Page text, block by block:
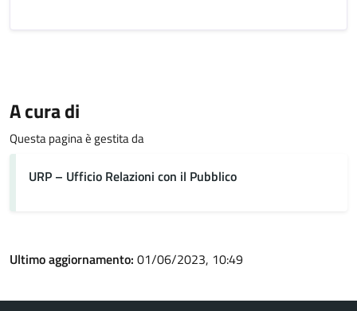
A cura di
Questa pagina è gestita da
URP – Ufficio Relazioni con il Pubblico
Ultimo aggiornamento: 01/06/2023, 10:49